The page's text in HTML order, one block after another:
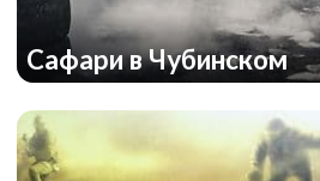
Сафари в Чубинском